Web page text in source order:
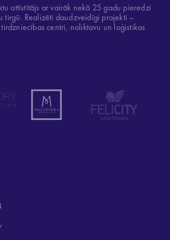
attīstītājs ar vairāk nekā 25 gadu pieredzi
tirgū. Realizēti daudzveidīgi projekti –
centri, noliktavu un loģistikas